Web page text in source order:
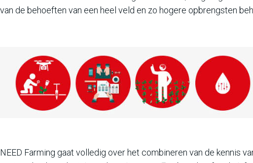
van de behoeften van een heel veld en zo hogere opbrengsten
NEED Farming gaat volledig over het combineren van de kennis